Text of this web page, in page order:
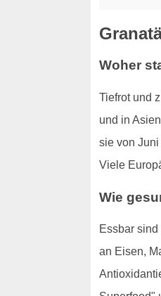
Woher
Tiefrot und
und in
sie von
Viele
Wie
Essbar
an Eisen,